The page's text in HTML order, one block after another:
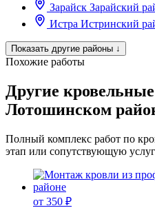
Зарайск Зарайский
Истра Истринский
Показать другие районы ↓
Похожие работы
Другие
Лотошинском
Полный комплекс работ по
этап или сопутствующую
от 350 ₽